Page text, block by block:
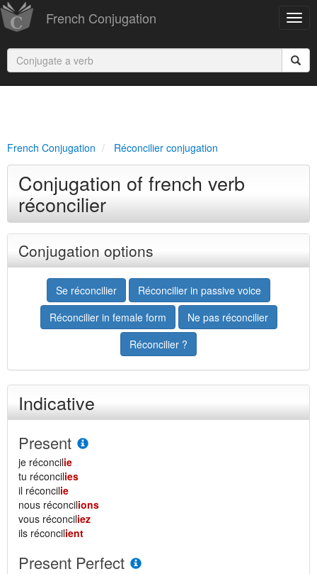
French Conjugation
French Conjugation Réconcilier conjugation
Conjugation of french verb
réconcilier
Conjugation options
Se réconcilier
Réconcilier in passive voice
Réconcilier in female form
Ne pas réconcilier
Réconcilier ?
Indicative
Present
je réconcilie
tu réconcilies
il réconcilie
nous réconcilions
vous réconciliez
ils réconcilient
Present Perfect